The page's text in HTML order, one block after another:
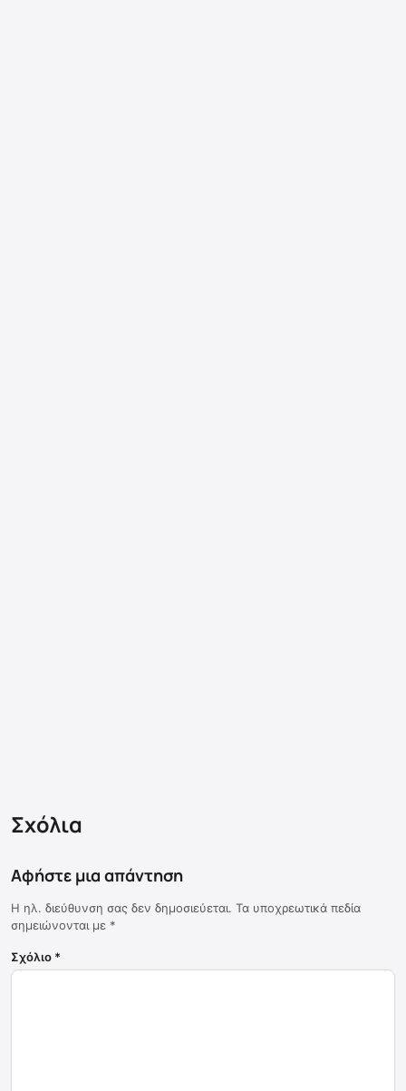
Σχόλια
Αφήστε μια απάντηση
Η ηλ. διεύθυνση σας δεν δημοσιεύεται. Τα υποχρεωτικά πεδία
σημειώνονται με *
Σχόλιο *